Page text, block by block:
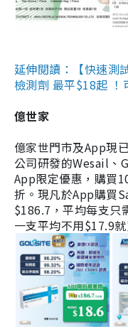
延伸閱讀：【快速測
檢測劑 最平$18起
億世家
億家世門市及App現
公司研發的Wesail、
App限定優惠，購買
折。現凡於App購買
$186.7，平均每支只
一支平均不用$17.9